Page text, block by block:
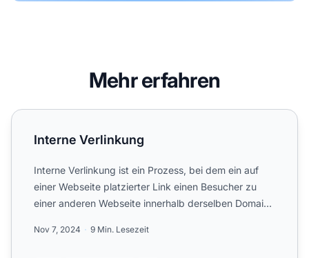
Mehr erfahren
Interne Verlinkung
Interne Verlinkung
Interne Verlinkung ist ein Prozess, bei dem ein auf
einer Webseite platzierter Link einen Besucher zu
einer anderen Webseite innerhalb derselben Domain
Nov 7, 2024 9 Min. Lesezeit